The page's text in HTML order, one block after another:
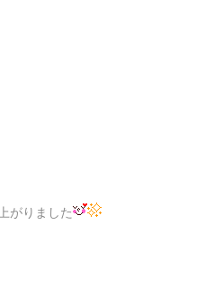
がりました